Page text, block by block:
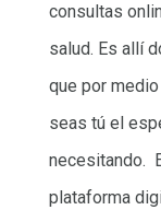
consultas
salud. Es allí
que por
seas tú el
necesitando.
plataforma